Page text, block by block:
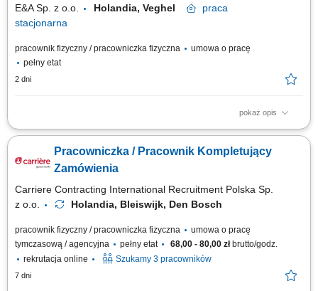
E&A Sp. z o.o. Holandia, Veghel
praca
stacjonarna
pracownik fizyczny / pracowniczka fizyczna
umowa o pracę
pełny etat
2 dni
pokaż opis
Zakres obowiązków: kompletowanie zamówień z asortymentem non-food
przy użyciu ręcznego skanera, kontrola zgodności zamówień oraz
sprawdzanie jakości produktów, przygotowywanie zamówień zgodnie z
Pracowniczka / Pracownik Kompletujący
Zamówienia
Carriere Contracting International Recruitment Polska Sp.
z o.o.
Holandia, Bleiswijk, Den Bosch
pracownik fizyczny / pracowniczka fizyczna
umowa o pracę
tymczasową / agencyjna
pełny etat 68,00 - 80,00 złbrutto/godz.
rekrutacja online
Szukamy 3 pracowników
7 dni